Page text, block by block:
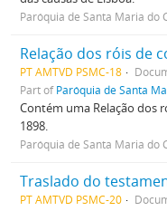
Paróquia de Santa Maria do
Relação dos róis de
PT AMTVD PSMC-18
Part ofParóquia de Santa
Contém uma Relação dos
1898.
Paróquia de Santa Maria do
PT AMTVD PSMC-20